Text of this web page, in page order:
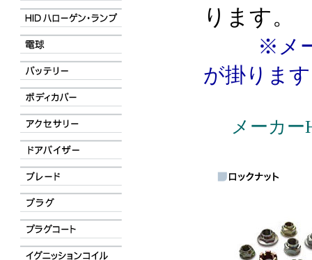
ります。
※メ
が掛りま
メーカ